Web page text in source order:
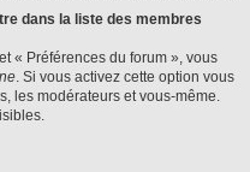
dans la liste des membres
« Préférences du forum », vous
. Si vous activez cette option vous
les modérateurs et vous-même.